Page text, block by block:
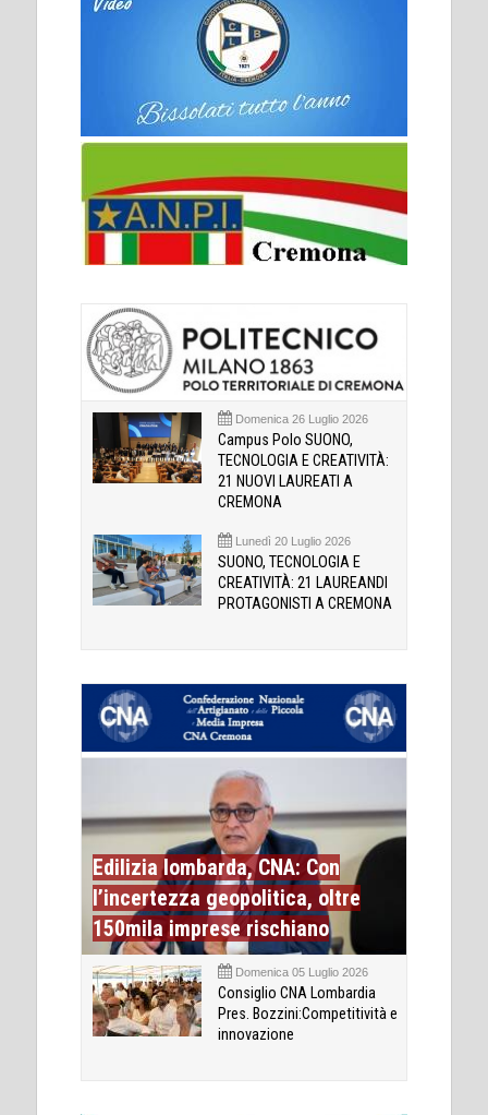
Domenica 26 Luglio 2026
Campus Polo SUONO,
TECNOLOGIA E CREATIVITÀ:
21 NUOVI LAUREATI A
CREMONA
Lunedì 20 Luglio 2026
SUONO, TECNOLOGIA E
CREATIVITÀ: 21 LAUREANDI
PROTAGONISTI A CREMONA
Edilizia lombarda, CNA: Con
l’incertezza geopolitica, oltre
150mila imprese rischiano
Domenica 05 Luglio 2026
Consiglio CNA Lombardia
Pres. Bozzini:Competitività e
innovazione